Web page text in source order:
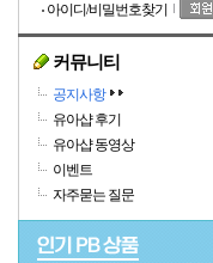
아이디/비밀번호찾기
커뮤니티
공지사항
유아샵 후기
유아샵 동영상
이벤트
자주묻는 질문